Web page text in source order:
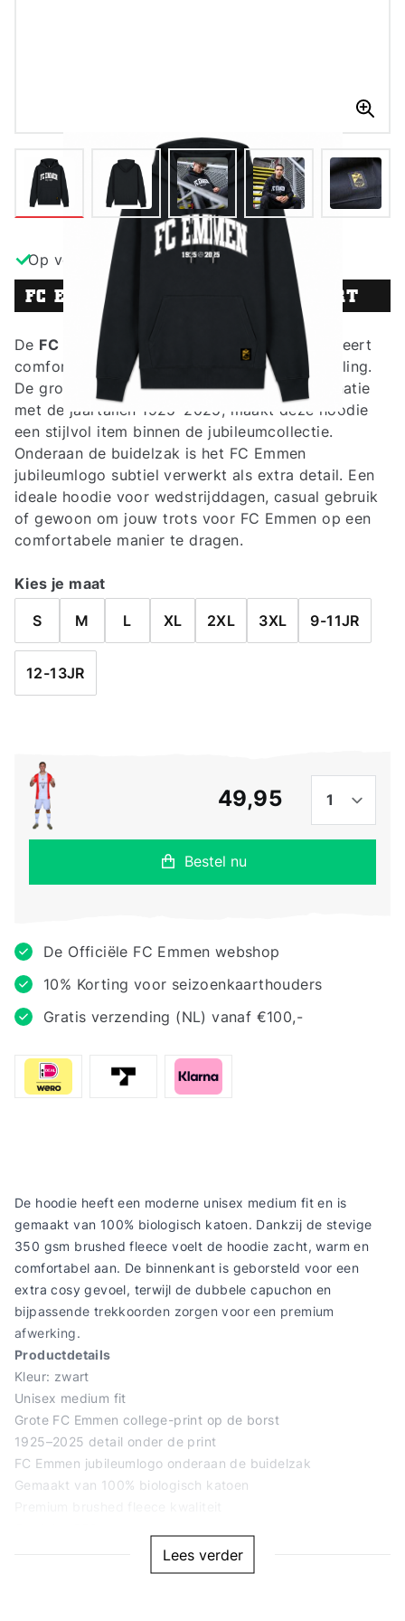
LOp voorraad
FC EMMEN COLLEGE HOODIE ZWART
De FC Emmen College Hoodie Zwart
combineert
comfort met een krachtige FC Emmen-uitstraling.
De grote college-print op de borst, in combinatie
met de jaartallen 1925–2025, maakt deze hoodie
een stijlvol item binnen de jubileumcollectie.
Onderaan de buidelzak is het FC Emmen
jubileumlogo subtiel verwerkt als extra detail. Een
ideale hoodie voor wedstrijddagen, casual gebruik
of gewoon om jouw trots voor FC Emmen op een
comfortabele manier te dragen.
Kies je maat
S M L XL 2XL 3XL 9-11JR
12-13JR
€ 49,95
Bestel nu
De Officiële FC Emmen webshop
10% Korting voor seizoenkaarthouders
Gratis verzending (NL) vanaf €100,-
De hoodie heeft een moderne unisex medium fit en is
gemaakt van 100% biologisch katoen. Dankzij de stevige
350 gsm brushed fleece voelt de hoodie zacht, warm en
comfortabel aan. De binnenkant is geborsteld voor een
extra cosy gevoel, terwijl de dubbele capuchon en
bijpassende trekkoorden zorgen voor een premium
afwerking.
Productdetails
Kleur: zwart
Unisex medium fit
Grote FC Emmen college-print op de borst
1925–2025 detail onder de print
FC Emmen jubileumlogo onderaan de buidelzak
Gemaakt van 100% biologisch katoen
Lees verder